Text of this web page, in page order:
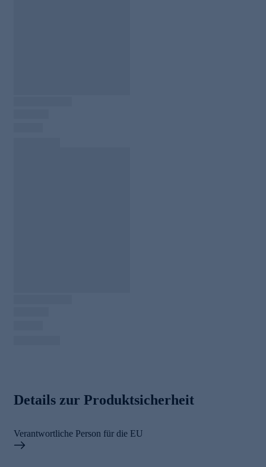
Details zur Produktsicherheit
Verantwortliche Person für die EU